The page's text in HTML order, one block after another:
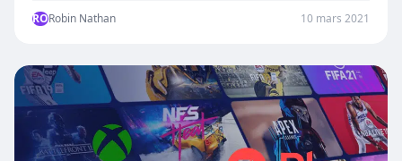
RORobin Nathan 10 mars 2021